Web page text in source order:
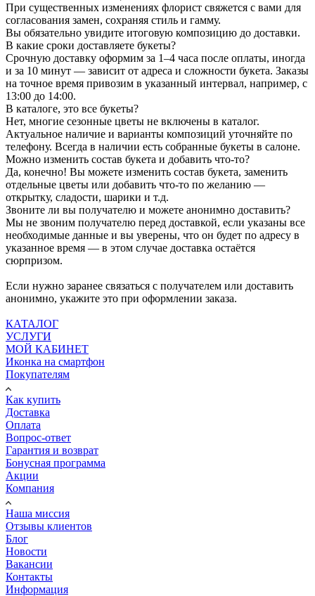
При существенных изменениях флорист свяжется с вами для
согласования замен, сохраняя стиль и гамму.
Вы обязательно увидите итоговую композицию до доставки.
В какие сроки доставляете букеты?
Срочную доставку оформим за 1–4 часа после оплаты, иногда
и за 10 минут — зависит от адреса и сложности букета. Заказы
на точное время привозим в указанный интервал, например, с
13:00 до 14:00.
В каталоге, это все букеты?
Нет, многие сезонные цветы не включены в каталог.
Актуальное наличие и варианты композиций уточняйте по
телефону. Всегда в наличии есть собранные букеты в салоне.
Можно изменить состав букета и добавить что-то?
Да, конечно! Вы можете изменить состав букета, заменить
отдельные цветы или добавить что-то по желанию —
открытку, сладости, шарики и т.д.
Звоните ли вы получателю и можете анонимно доставить?
Мы не звоним получателю перед доставкой, если указаны все
необходимые данные и вы уверены, что он будет по адресу в
указанное время — в этом случае доставка остаётся
сюрпризом.
Если нужно заранее связаться с получателем или доставить
анонимно, укажите это при оформлении заказа.
КАТАЛОГ
УСЛУГИ
МОЙ КАБИНЕТ
Иконка на смартфон
Покупателям
Как купить
Доставка
Оплата
Вопрос-ответ
Гарантия и возврат
Бонусная программа
Акции
Компания
Наша миссия
Отзывы клиентов
Блог
Новости
Вакансии
Контакты
Информация